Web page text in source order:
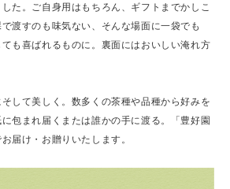
た。ご自身用はもちろん、ギフトまでかしこ
渡すのも味気ない、そんな場面に一袋でも
ても喜ばれるものに。裏面にはおいしい淹れ方
して美しく。数多くの茶種や品種から好みを
包まれ届くまたは誰かの手に渡る。「豊好園
届け・お贈りいたします。